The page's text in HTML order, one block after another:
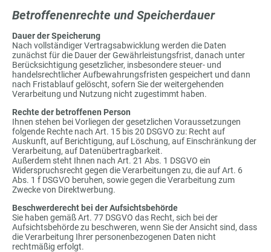
Betroffenenrechte und Speicherdauer
Dauer der Speicherung
Nach vollständiger Vertragsabwicklung werden die Daten
zunächst für die Dauer der Gewährleistungsfrist, danach unter
Berücksichtigung gesetzlicher, insbesondere steuer- und
handelsrechtlicher Aufbewahrungsfristen gespeichert und dann
nach Fristablauf gelöscht, sofern Sie der weitergehenden
Verarbeitung und Nutzung nicht zugestimmt haben.
Rechte der betroffenen Person
Ihnen stehen bei Vorliegen der gesetzlichen Voraussetzungen
folgende Rechte nach Art. 15 bis 20 DSGVO zu: Recht auf
Auskunft, auf Berichtigung, auf Löschung, auf Einschränkung der
Verarbeitung, auf Datenübertragbarkeit.
Außerdem steht Ihnen nach Art. 21 Abs. 1 DSGVO ein
Widerspruchsrecht gegen die Verarbeitungen zu, die auf Art. 6
Abs. 1 f DSGVO beruhen, sowie gegen die Verarbeitung zum
Zwecke von Direktwerbung.
Beschwerderecht bei der Aufsichtsbehörde
Sie haben gemäß Art. 77 DSGVO das Recht, sich bei der
Aufsichtsbehörde zu beschweren, wenn Sie der Ansicht sind, dass
die Verarbeitung Ihrer personenbezogenen Daten nicht
rechtmäßig erfolgt.